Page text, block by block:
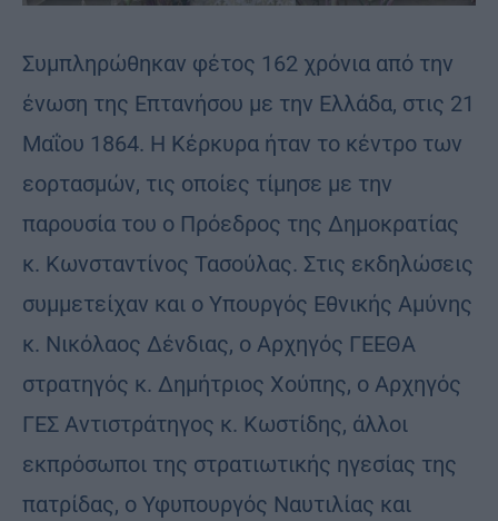
Συμπληρώθηκαν φέτος 162 χρόνια από την
ένωση της Επτανήσου με την Ελλάδα, στις 21
Μαΐου 1864. Η Κέρκυρα ήταν το κέντρο των
εορτασμών, τις οποίες τίμησε με την
παρουσία του ο Πρόεδρος της Δημοκρατίας
κ. Κωνσταντίνος Τασούλας. Στις εκδηλώσεις
συμμετείχαν και ο Υπουργός Εθνικής Αμύνης
κ. Νικόλαος Δένδιας, ο Αρχηγός ΓΕΕΘΑ
στρατηγός κ. Δημήτριος Χούπης, ο Αρχηγός
ΓΕΣ Αντιστράτηγος κ. Κωστίδης, άλλοι
εκπρόσωποι της στρατιωτικής ηγεσίας της
πατρίδας, ο Υφυπουργός Ναυτιλίας και